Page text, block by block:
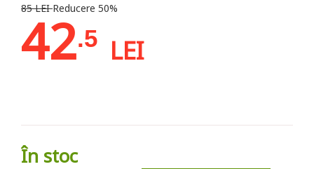
85 LEIReducere 50%
42.5 LEI
În stoc